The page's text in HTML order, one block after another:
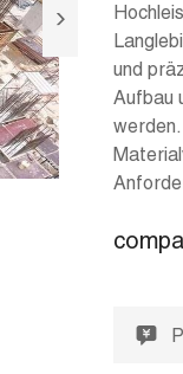
und
Aufbau